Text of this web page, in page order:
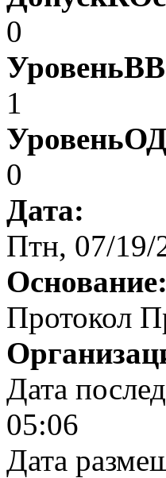
0
1
0
Дата:
Птн, 07/19/
Основание:
Протокол
Дата
05:06
Дата